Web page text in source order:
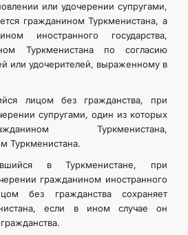
или удочерении супругами,
гражданином Туркменистана, а
иностранного государства,
Туркменистана по согласию
или удочерителей, выраженному в
лицом без гражданства, при
супругами, один из которых
Туркменистана,
Туркменистана.
в Туркменистане, при
гражданином иностранного
без гражданства сохраняет
если в ином случае он